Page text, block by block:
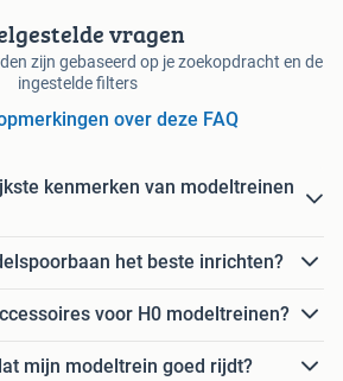
vragen
zijn gebaseerd op je zoekopdracht en de
ingestelde filters
over deze FAQ
kenmerken van modeltreinen
het beste inrichten?
voor H0 modeltreinen?
mijn modeltrein goed rijdt?